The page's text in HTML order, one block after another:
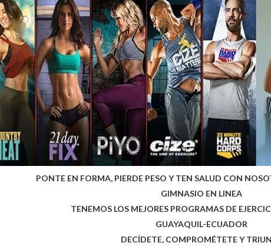
PONTE EN FORMA, PIERDE PESO Y TEN SALUD CON
GIMNASIO EN LINEA
TENEMOS LOS MEJORES PROGRAMAS DE
GUAYAQUIL-ECUADOR
DECÍDETE, COMPROMÉTETE Y